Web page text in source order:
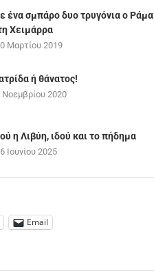
ένα σμπάρο δυο τρυγόνια ο Ράμα
Χειμάρρα
Μαρτίου 2019
ή θάνατος!
Νοεμβρίου 2020
η Λιβύη, ιδού και το πήδημα
Ιουνίου 2025
Email